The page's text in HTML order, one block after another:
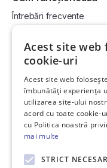
Întrebări frecvente
Cum vând la licitație?
Link-uri utile
Informații utile vizionare
Contact
Soluționarea Online a
ANCP
Acest site web
cookie-uri
Acest site web
îmbunătăți experiența
utilizarea site-ului
acord cu toate cookie-
cu Politica noastră
mai multe
STRICT